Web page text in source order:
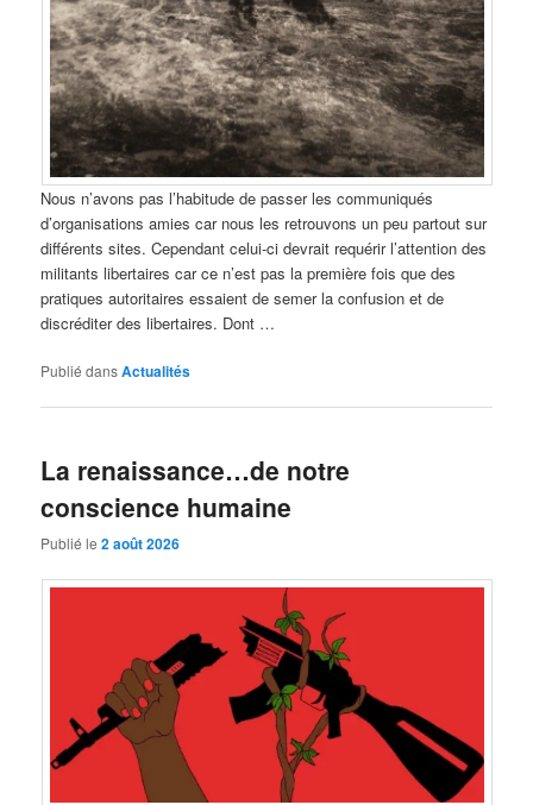
Nous n’avons pas l’habitude de passer les communiqués
d’organisations amies car nous les retrouvons un peu partout sur
différents sites. Cependant celui-ci devrait requérir l’attention des
militants libertaires car ce n’est pas la première fois que des
pratiques autoritaires essaient de semer la confusion et de
discréditer des libertaires. Dont …
Publié dansActualités
La renaissance…de notre
conscience humaine
Publié le2 août 2026